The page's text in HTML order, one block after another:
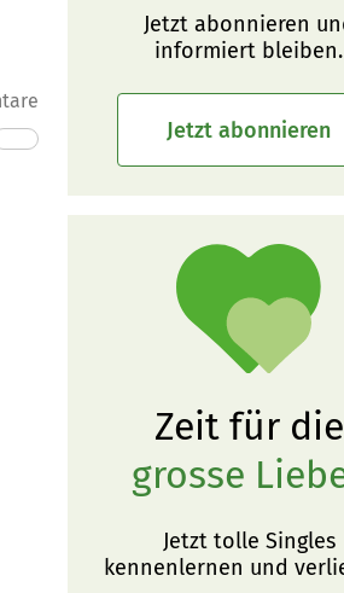
Jetzt abonnieren
informiert bleiben.
Jetzt abonnieren
Zeit für die
grosse
Jetzt tolle Singles
kennenlernen und